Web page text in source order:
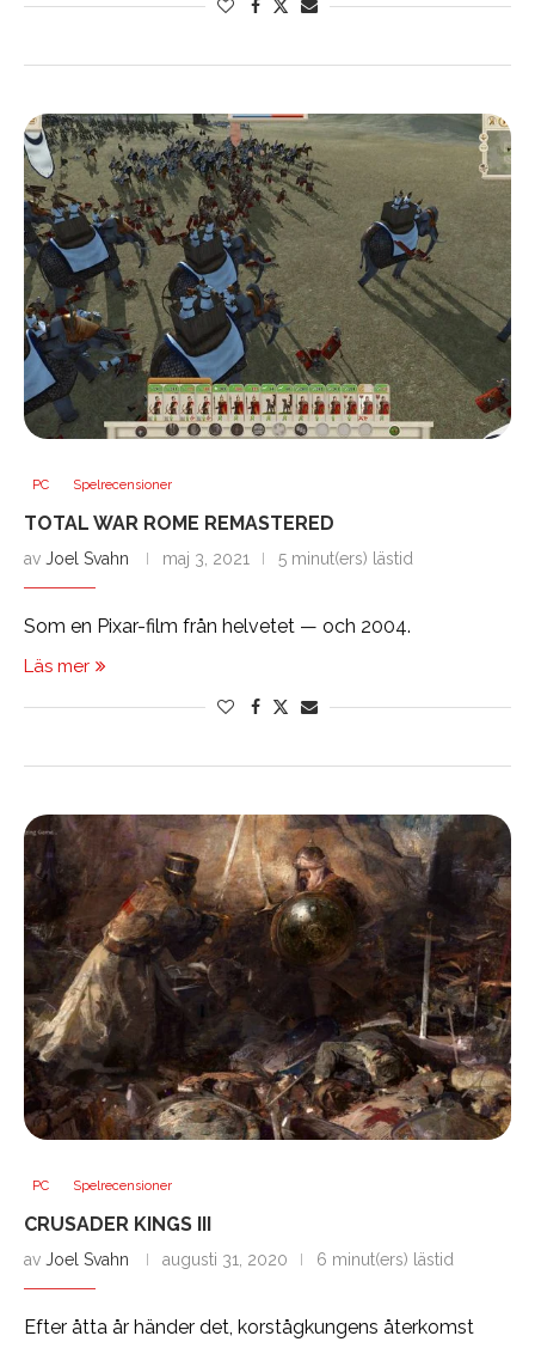
PC Spelrecensioner
TOTAL WAR ROME REMASTERED
av Joel Svahn maj 3, 2021 5 minut(ers) lästid
Som en Pixar-film från helvetet — och 2004.
Läs mer
PC Spelrecensioner
CRUSADER KINGS III
av Joel Svahn augusti 31, 2020 6 minut(ers) lästid
Efter åtta år händer det, korstågkungens återkomst